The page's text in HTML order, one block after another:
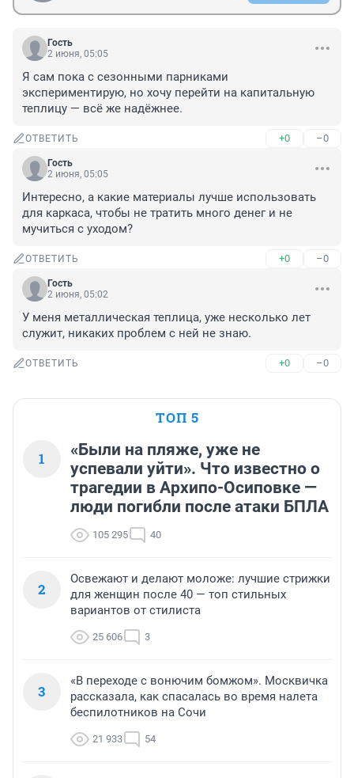
Гость
2 июня, 05:05
Я сам пока с сезонными парниками
экспериментирую, но хочу перейти на капитальную
теплицу — всё же надёжнее.
ОТВЕТИТЬ +0 –0
Гость
2 июня, 05:05
Интересно, а какие материалы лучше использовать
для каркаса, чтобы не тратить много денег и не
мучиться с уходом?
ОТВЕТИТЬ +0 –0
Гость
2 июня, 05:02
У меня металлическая теплица, уже несколько лет
служит, никаких проблем с ней не знаю.
ОТВЕТИТЬ +0 –0
ТОП 5
1
«Были на пляже, уже не
успевали уйти». Что известно о
трагедии в Архипо-Осиповке —
люди погибли после атаки БПЛА
105 295 40
2
Освежают и делают моложе: лучшие стрижки
для женщин после 40 — топ стильных
вариантов от стилиста
25 606 3
3
«В переходе с вонючим бомжом». Москвичка
рассказала, как спасалась во время налета
беспилотников на Сочи
21 933 54